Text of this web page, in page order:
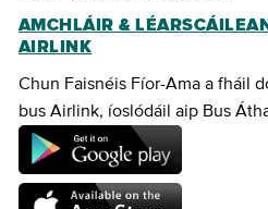
AMCHLÁIR &
AIRLINK
Chun Faisnéis Fíor-Ama a fháil
bus Airlink, íoslódáil aip Bus